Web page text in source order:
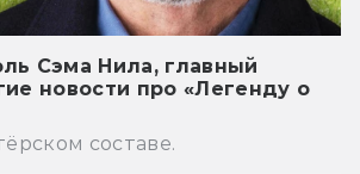
Сэма Нила, главный
новости про «Легенду о
составе.